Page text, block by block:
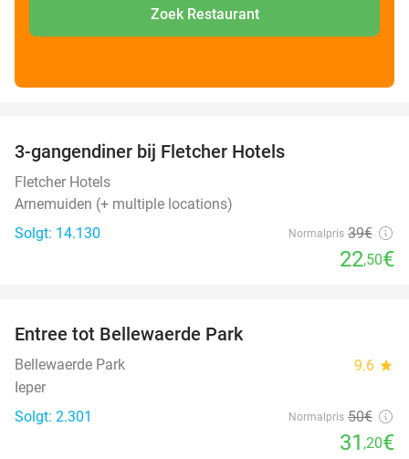
Zoek Restaurant
3-gangendiner bij Fletcher Hotels
Fletcher Hotels
Arnemuiden (+ multiple locations)
Solgt: 14.130
Normalpris 39€
22,50€
Entree tot Bellewaerde Park
Bellewaerde Park 9.6 star
Ieper
Solgt: 2.301
Normalpris 50€
31 ,20€